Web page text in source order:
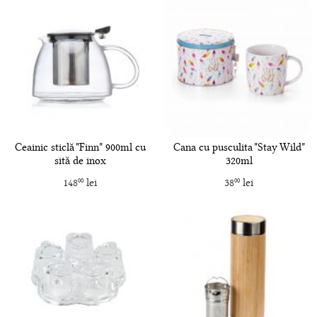
Ceainic sticlă "Finn" 900ml cu
sită de inox
14800 lei
Cana cu pusculita "Stay Wild"
320ml
3800lei